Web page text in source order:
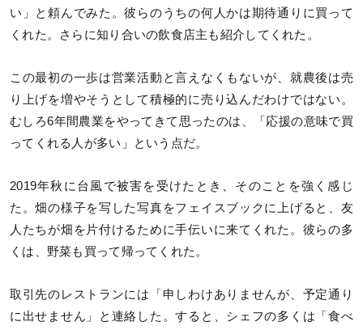
い」と頼んでみた。彼らのうちの何人かは期待通りに買って
くれた。さらに知り合いの飲食店主も紹介してくれた。
この最初の一歩は営業活動と言えなくもないが、就農後は売
り上げを増やそうとして積極的に売り込んだわけではない。
むしろ6年間農業をやってきて思ったのは、「応援の意味で買
ってくれる人が多い」という点だ。
2019年秋に台風で被害を受けたとき、そのことを強く感じ
た。畑の様子を写した写真をフェイスブックに上げると、友
人たちが畑を片付けるために手伝いに来てくれた。彼らの多
くは、野菜も買って帰ってくれた。
取引先のレストランには「申しわけありませんが、予定通り
に出せません」と連絡した。すると、シェフの多くは「食べ